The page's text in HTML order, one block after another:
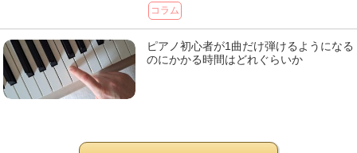
コラム
ピアノ初心者が1曲だけ弾けるようになる
のにかかる時間はどれぐらいか